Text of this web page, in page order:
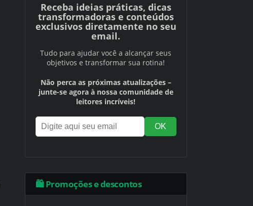
Receba ideias práticas, dicas
transformadoras e conteúdos
exclusivos diretamente no seu
email.
Tudo para ajudar você a alcançar seus
objetivos e transformar sua rotina!
Não perca as próximas atualizações –
junte-se agora à nossa comunidade de
leitores incríveis!
🛍️ Promoções e descontos